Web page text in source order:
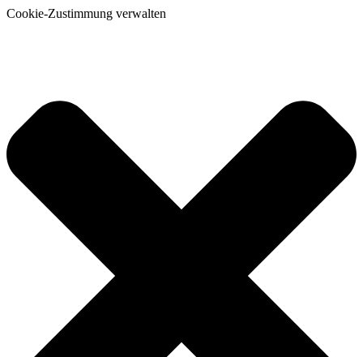
Cookie-Zustimmung verwalten